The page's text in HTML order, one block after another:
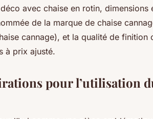
avec chaise en rotin, dimensions
de la marque de chaise
cannage), et la qualité de finition
à prix ajusté.
pour l’utilisation